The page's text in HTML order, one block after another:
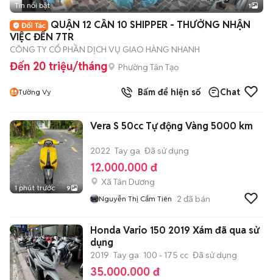
Tin nổi bật 1
QUẬN 12 CẦN 10 SHIPPER - THƯỞNG NHẬN
VIỆC ĐẾN 7TR
CÔNG TY CỔ PHẦN DỊCH VỤ GIAO HÀNG NHANH
Đến 20 triệu/tháng Phường Tân Tạo
Tường Vy Bấm để hiện số Chat
1 phút trước 9
Vera S 50cc Tự động Vàng 5000 km
2022 Tay ga Đã sử dụng
12.000.000 đ
Xã Tân Dương
Nguyễn Thị Cẩm Tiên 2 đã bán
Honda Vario 150 2019 Xám đã qua sử
dụng
2019 Tay ga 100 - 175 cc Đã sử dụng
35.000.000 đ